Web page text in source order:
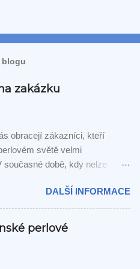
blogu
zakázku
obracejí zákazníci, kteří
světě velmi
současné době, kdy nelze
na druhé straně zeměkoule
výhradně přes fotografie.
když dokážeme vyhovět i
Z původního zadání "šňůra
DALŠÍ INFORMACE
perlové